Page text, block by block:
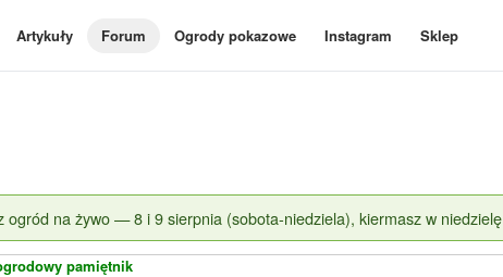
Artykuły Forum Ogrody pokazowe Instagram Sklep
ogród na żywo — 8 i 9 sierpnia (sobota-niedziela), kiermasz w niedzielę
pamiętnik